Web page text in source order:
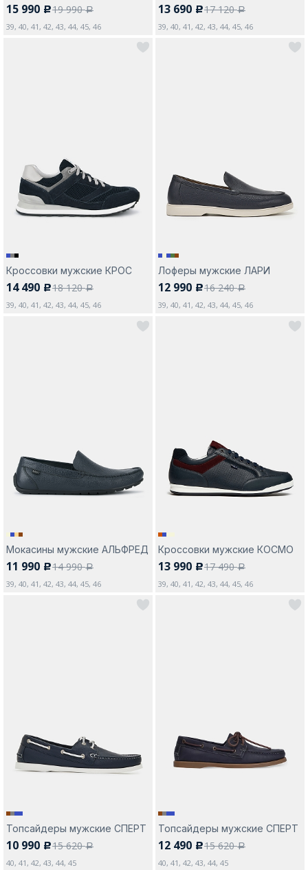
Да, все верно Изменить город
15 990 c19 990a
39, 40, 41, 42, 43, 44, 45, 46
13 690 c17 120a
39, 40, 41, 42, 43, 44, 45, 46
Кроссовки мужские КРОС
14 490 c18 120a
39, 40, 41, 42, 43, 44, 45, 46
Лоферы мужские ЛАРИ
12 990 c16 240a
39, 40, 41, 42, 43, 44, 45, 46
Мокасины мужские АЛЬФРЕД
11 990 c14 990a
39, 40, 41, 42, 43, 44, 45, 46
Кроссовки мужские КОСМО
13 990 c17 490a
39, 40, 41, 42, 43, 44, 45, 46
Топсайдеры мужские СПЕРТ
10 990 c15 620a
40, 41, 42, 43, 44, 45
Топсайдеры мужские СПЕРТ
12 490 c15 620a
40, 41, 42, 43, 44, 45